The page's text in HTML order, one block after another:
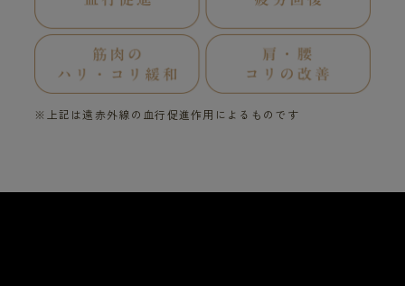
※上記は遠赤外線の血行促進作用によるものです